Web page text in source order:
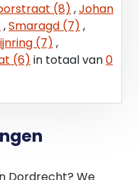
aan huurder ter
mag dus
doch deze
het gehuurde.
of onderhoud
voor rekening
(8) ,Johan
,Smaragd (7) ,
(7) ,
(6) in totaal van0